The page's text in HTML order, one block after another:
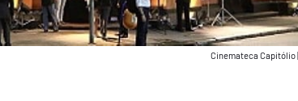
Cinemateca Capitólio|